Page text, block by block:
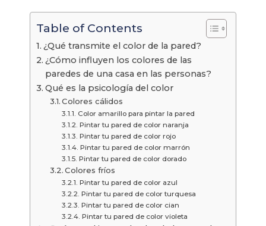
Table of Contents
¿Qué transmite el color de la pared?
¿Cómo influyen los colores de las
paredes de una casa en las personas?
Qué es la psicología del color
Colores cálidos
Color amarillo para pintar la pared
Pintar tu pared de color naranja
Pintar tu pared de color rojo
Pintar tu pared de color marrón
Pintar tu pared de color dorado
Colores fríos
Pintar tu pared de color azul
Pintar tu pared de color turquesa
Pintar tu pared de color cian
Pintar tu pared de color violeta